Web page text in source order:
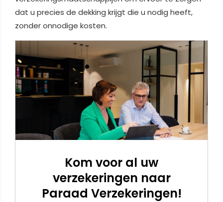
dat u precies de dekking krijgt die u nodig heeft,
zonder onnodige kosten.
Kom voor al uw
verzekeringen naar
Paraad Verzekeringen!